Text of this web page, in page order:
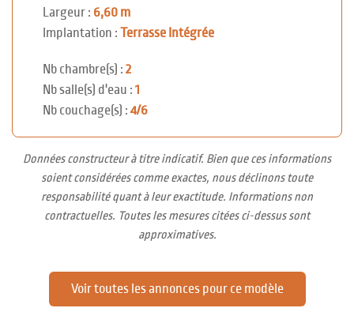
Largeur : 6,60 m
Implantation : Terrasse Intégrée
Nb chambre(s) : 2
Nb salle(s) d'eau : 1
Nb couchage(s) : 4/6
Données constructeur à titre indicatif. Bien que ces informations
soient considérées comme exactes, nous déclinons toute
responsabilité quant à leur exactitude. Informations non
contractuelles. Toutes les mesures citées ci-dessus sont
approximatives.
Voir toutes les annonces pour ce modèle